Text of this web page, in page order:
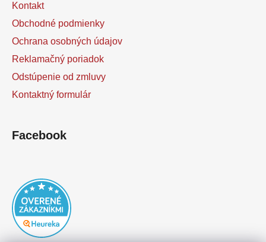
Kontakt
Obchodné podmienky
Ochrana osobných údajov
Reklamačný poriadok
Odstúpenie od zmluvy
Kontaktný formulár
Facebook